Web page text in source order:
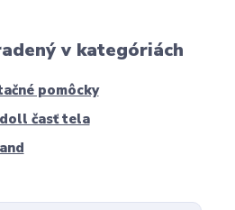
v kategóriách
pomôcky
časť tela